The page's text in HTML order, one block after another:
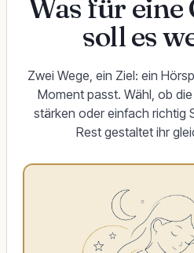
Was für eine
soll es
Zwei Wege, ein Ziel: ein
Moment passt. Wähl, ob
stärken oder einfach richtig
Rest gestaltet ihr